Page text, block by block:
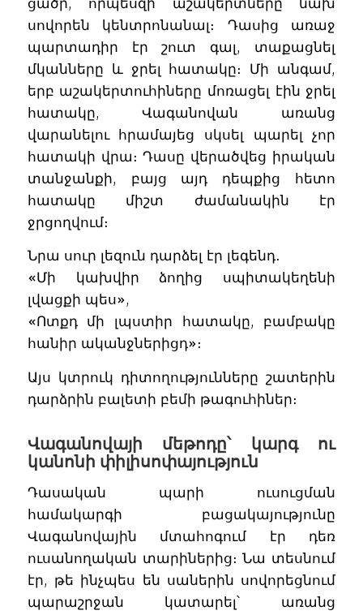
ցածր, որպեսզի աշակերտները նախ
սովորեն կենտրոնանալ։ Դասից առաջ
պարտադիր էր շուտ գալ, տաքացնել
մկանները և ջրել հատակը։ Մի անգամ,
երբ աշակերտուհիները մոռացել էին ջրել
հատակը, Վագանովան առանց
վարանելու հրամայեց սկսել պարել չոր
հատակի վրա։ Դասը վերածվեց իրական
տանջանքի, բայց այդ դեպքից հետո
հատակը միշտ ժամանակին էր
ջրցողվում։
Նրա սուր լեզուն դարձել էր լեգենդ․
«Մի կախվիր ձողից սպիտակեղենի
լվացքի պես»,
«Ոտքդ մի լպստիր հատակը, բամբակը
հանիր ականջներիցդ»։
Այս կտրուկ դիտողությունները շատերին
դարձրին բալետի բեմի թագուհիներ։
Վագանովայի մեթոդը՝ կարգ ու
կանոնի փիլիսոփայություն
Դասական պարի ուսուցման
համակարգի բացակայությունը
Վագանովային մտահոգում էր դեռ
ուսանողական տարիներից։ Նա տեսնում
էր, թե ինչպես են սաներին սովորեցնում
պարաշրջան կատարել՝ առանց